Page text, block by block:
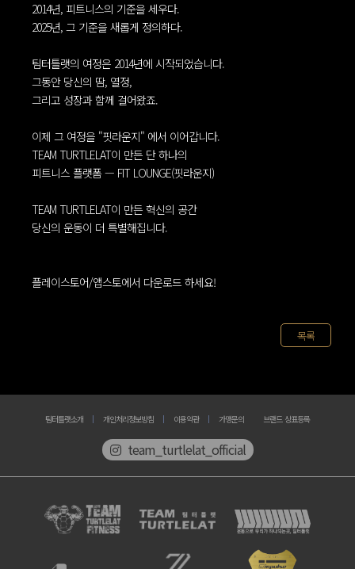
2014년, 피트니스의 기준을 세우다.
2025년, 그 기준을 새롭게 정의하다.
팀터틀랫의 여정은 2014년에 시작되었습니다.
그동안 당신의 땀, 열정,
그리고 성장과 함께 걸어왔죠.
이제 그 여정을 "핏라운지" 에서 이어갑니다.
TEAM TURTLELAT이 만든 단 하나의
피트니스 플랫폼 — FIT LOUNGE(핏라운지)
TEAM TURTLELAT이 만든 혁신의 공간
당신의 운동이 더 특별해집니다.
플레이스토어/앱스토에서 다운로드 하세요!
목록
팀터틀랫소개 개인처리정보방침 이용약관 가맹문의 브랜드 상표등록
team_turtlelat_official